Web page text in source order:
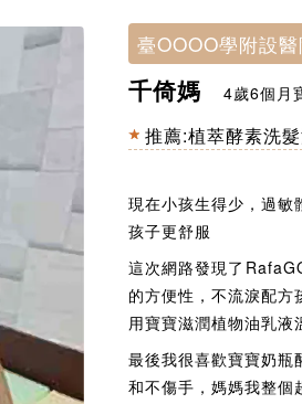
臺OOOO學附設
千倚媽 4歲6個月
推薦:植萃酵素洗
現在小孩生得少，過
孩子更舒服
這次網路發現了
的方便性，不流淚配
用寶寶滋潤植物油乳
最後我很喜歡寶寶奶瓶
和不傷手，媽媽我整